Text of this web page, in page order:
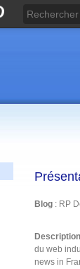
Blog : RP
Description
du web
news in